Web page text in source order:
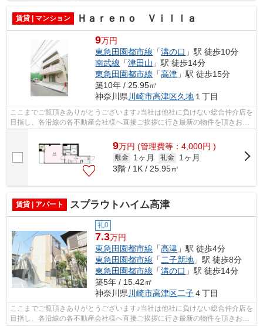
賃貸 | マンション Ｈａｒｅｎｏ Ｖｉｌｌａ
9万円
東急田園都市線 「溝の口 」駅 徒歩10分
南武線 「津田山 」駅 徒歩14分
東急田園都市線 「高津 」駅 徒歩15分
築10年 / 25.95㎡
神奈川県 川崎市高津区久地 １丁目
ここまでご覧頂きありがとうございます♪当社は他社に負けない総合仲介店を
目指し、各沿線の各不動産会社様へ直接ご挨拶に行き最新の物件を頂きお客
様へ提供しております！最新の情報は...
9万円 (管理費等：4,000円 )
敷金 1ヶ月 礼金
1ヶ月
3階 / 1K / 25.95㎡
賃貸 | アパート スプラウトハイム高津
礼0
7.3万円
東急田園都市線 「高津 」駅 徒歩4分
東急田園都市線 「二子新地 」駅 徒歩8分
東急田園都市線 「溝の口 」駅 徒歩14分
築5年 / 15.42㎡
神奈川県 川崎市高津区二子４丁目
ここまでご覧頂きありがとうございます♪当社は他社に負けない総合仲介店を
目指し、各沿線の各不動産会社様へ直接ご挨拶に行き最新の物件を頂きお客